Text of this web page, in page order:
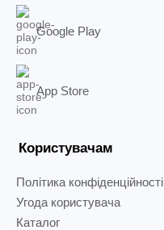
Google Play
App Store
Користувачам
Політика конфіденційності
Угода користувача
Каталог